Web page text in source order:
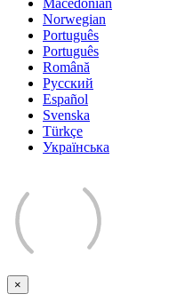
Macedonian
Norwegian
Português
Português
Română
Русский
Español
Svenska
Türkçe
Українська
×
Cerrar